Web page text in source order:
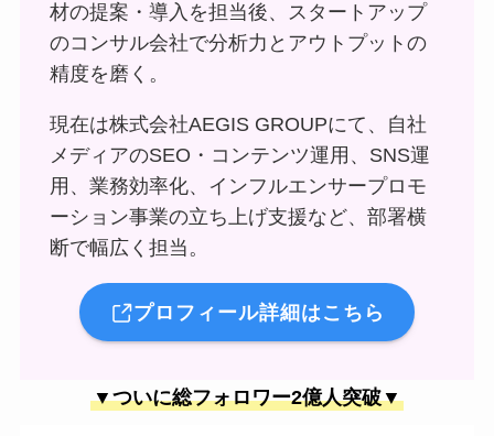
材の提案・導入を担当後、スタートアップ
のコンサル会社で分析力とアウトプットの
精度を磨く。
現在は株式会社AEGIS GROUPにて、自社
メディアのSEO・コンテンツ運用、SNS運
用、業務効率化、インフルエンサープロモ
ーション事業の立ち上げ支援など、部署横
断で幅広く担当。
プロフィール詳細はこちら
▼ついに総フォロワー2億人突破▼